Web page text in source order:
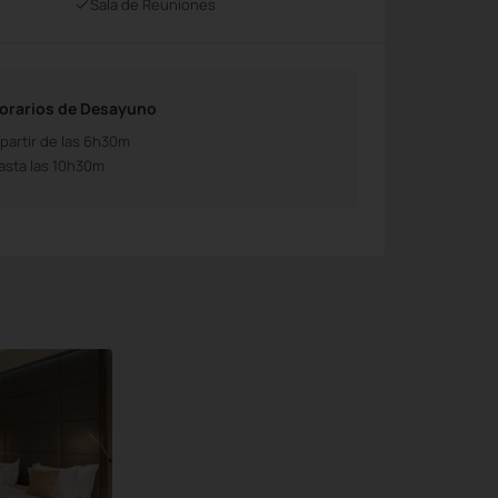
Sala de Reuniones
de Desayuno
de las 6h30m
las 10h30m